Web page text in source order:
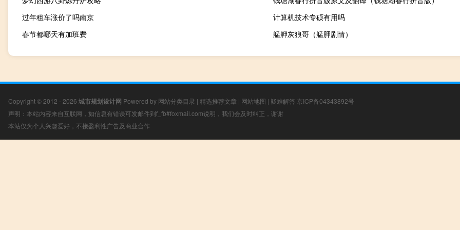
过年租车涨价了吗南京
计算机技术专硕有用吗
春节都哪天有加班费
艋舺灰狼哥（艋胛剧情）
Copyright © 2012 - 2026 城市规划设计网 Powered by 网站分类目录 | 精选推荐文章 | 网站地图 | 疑难解答 京ICP备04343892号
声明：本站内容来自互联网，如信息有错误可发邮件到f_fb#foxmail.com说明，我们会及时纠正，谢谢
本站仅为个人兴趣爱好，不接盈利性广告及商业合作